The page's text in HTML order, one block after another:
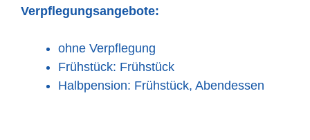
Verpflegungsangebote:
ohne Verpflegung
Frühstück: Frühstück
Halbpension: Frühstück, Abendessen